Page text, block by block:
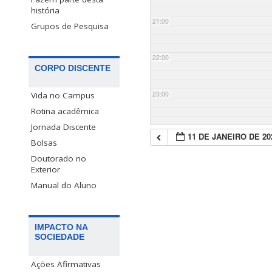
história
Grupos de Pesquisa
CORPO DISCENTE
Vida no Campus
Rotina acadêmica
Jornada Discente
Bolsas
Doutorado no
Exterior
Manual do Aluno
IMPACTO NA
SOCIEDADE
Ações Afirmativas
21:00
22:00
23:00
11 DE JANEIRO DE